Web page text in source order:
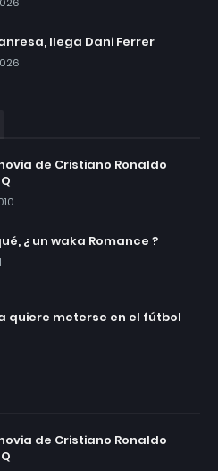
llega Dani Ferrer
de Cristiano Ronaldo
¿ un waka Romance ?
quiere meterse en el fútbol
de Cristiano Ronaldo